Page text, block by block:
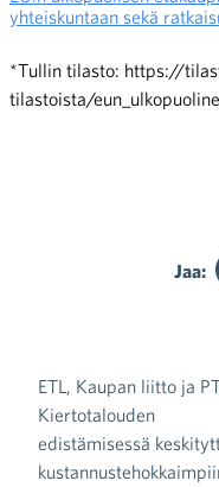
yhteiskuntaan sekä
*Tullin tilasto: https://
tilastoista/
Jaa:
Artikkelien selaus
ETL, Kaupan liitto ja
Kiertotalouden
edistämisessä